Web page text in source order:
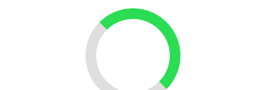
Loading...